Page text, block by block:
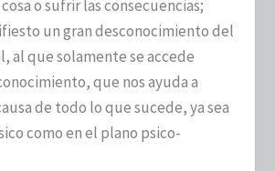
o sufrir las consecuencias;
un gran desconocimiento del
al que solamente se accede
que nos ayuda a
de todo lo que sucede, ya sea
como en el plano psico-